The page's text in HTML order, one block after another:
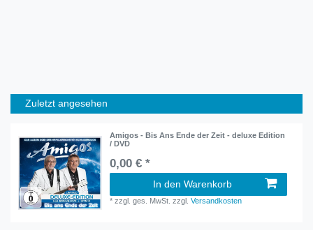
Zuletzt angesehen
Amigos - Bis Ans Ende der Zeit - deluxe Edition
/ DVD
0,00 € *
In den Warenkorb
*zzgl. ges. MwSt. zzgl.Versandkosten